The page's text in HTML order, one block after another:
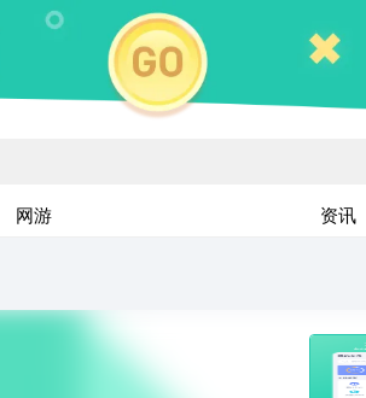
网游 资讯